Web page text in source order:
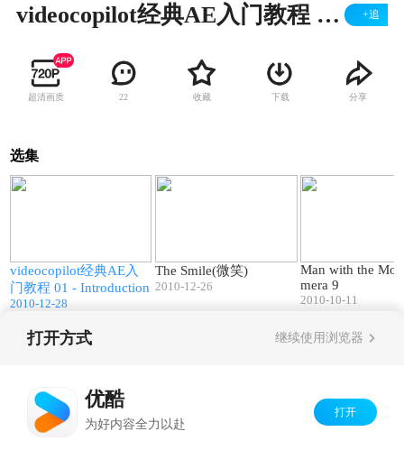
videocopilot经典AE入门教程 01 - Introduction +追
超清画质 22 收藏 下载 分享
选集
videocopilot经典AE入
门教程 01 - Introduction
2010-12-28
The Smile(微笑)
2010-12-26
Man with the
mera 9
2010-10-11
打开方式 继续使用浏览器
优酷
为好内容全力以赴
打开